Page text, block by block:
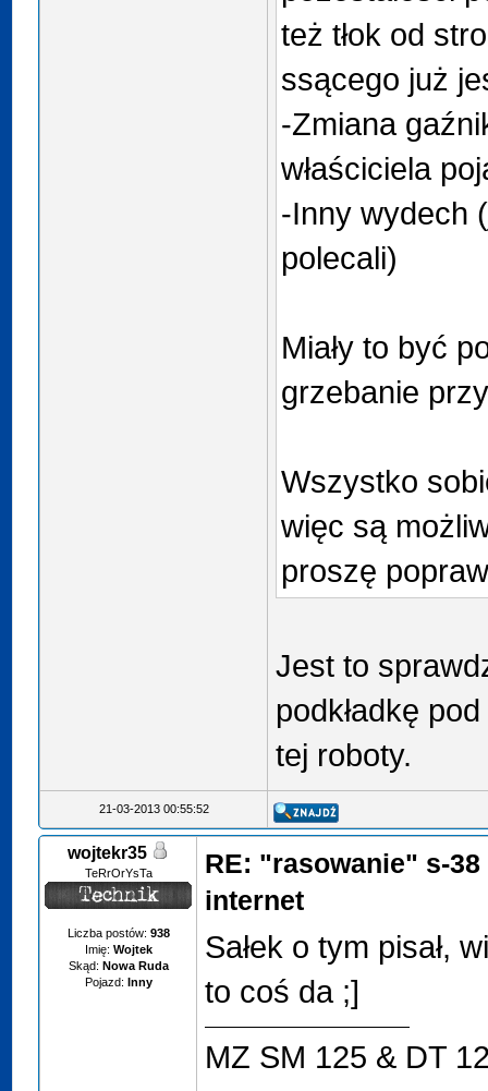
też tłok od
ssącego już
-Zmiana
właściciela
-Inny wydech
polecali)
Miały to być
grzebanie
Wszystko
więc są
proszę
Jest to
podkładkę
tej roboty.
21-03-2013 00:55:52
wojtekr35
TeRrOrYsTa
Liczba postów: 938
Imię: Wojtek
Skąd: Nowa Ruda
Pojazd: Inny
RE: "rasowanie" s-
internet
Sałek o tym pisał,
to coś da ;]
MZ SM 125 & DT